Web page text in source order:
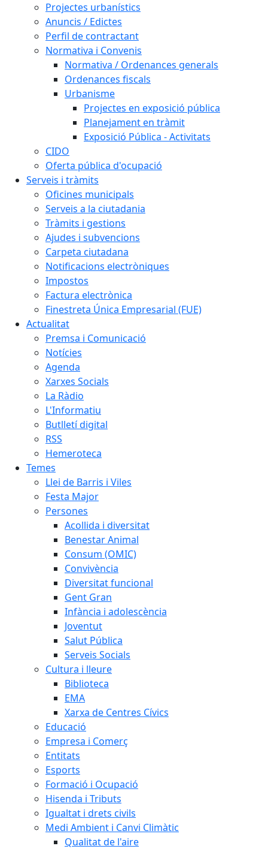
Projectes urbanístics
Anuncis / Edictes
Perfil de contractant
Normativa i Convenis
Normativa / Ordenances generals
Ordenances fiscals
Urbanisme
Projectes en exposició pública
Planejament en tràmit
Exposició Pública - Activitats
CIDO
Oferta pública d'ocupació
Serveis i tràmits
Oficines municipals
Serveis a la ciutadania
Tràmits i gestions
Ajudes i subvencions
Carpeta ciutadana
Notificacions electròniques
Impostos
Factura electrònica
Finestreta Única Empresarial (FUE)
Actualitat
Premsa i Comunicació
Notícies
Agenda
Xarxes Socials
La Ràdio
L'Informatiu
Butlletí digital
RSS
Hemeroteca
Temes
Llei de Barris i Viles
Festa Major
Persones
Acollida i diversitat
Benestar Animal
Consum (OMIC)
Convivència
Diversitat funcional
Gent Gran
Infància i adolescència
Joventut
Salut Pública
Serveis Socials
Cultura i lleure
Biblioteca
EMA
Xarxa de Centres Cívics
Educació
Empresa i Comerç
Entitats
Esports
Formació i Ocupació
Hisenda i Tributs
Igualtat i drets civils
Medi Ambient i Canvi Climàtic
Qualitat de l'aire